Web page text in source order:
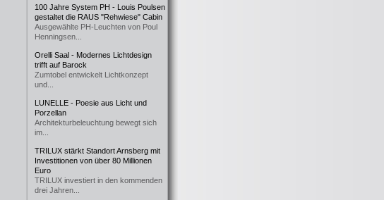
100 Jahre System PH - Louis Poulsen
gestaltet die RAUS "Rehwiese" Cabin
Ausgewählte PH-Leuchten von Poul
Henningsen...
Orelli Saal - Modernes Lichtdesign
trifft auf Barock
Zumtobel entwickelt Lichtkonzept
und...
LUNELLE - Poesie aus Licht und
Porzellan
Architekturbeleuchtung bewegt sich
im...
TRILUX stärkt Standort Arnsberg mit
Investitionen von über 80 Millionen
Euro
TRILUX investiert in den kommenden
drei Jahren...